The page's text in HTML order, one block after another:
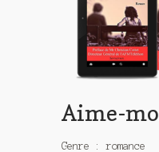
Aime-
Genre : romance